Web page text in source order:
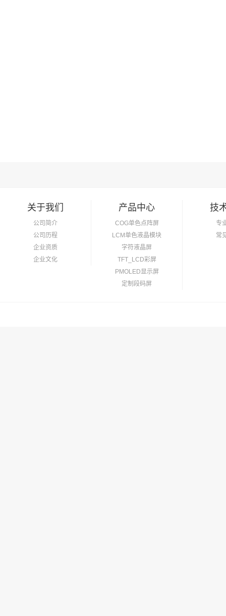
关于我们
公司简介
公司历程
企业资质
企业文化
产品中心
COG单色点阵屏
LCM单色液晶模块
字符液晶屏
TFT_LCD彩屏
PMOLED显示屏
定制段码屏
技
专
常